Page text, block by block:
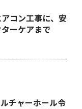
コン工事に、安
ーケアまで
チャーホール令